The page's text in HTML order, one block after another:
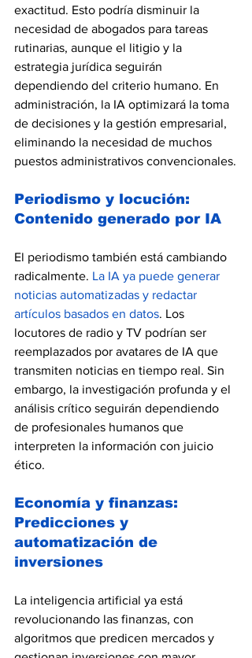
exactitud. Esto podría disminuir la
necesidad de abogados para tareas
rutinarias, aunque el litigio y la
estrategia jurídica seguirán
dependiendo del criterio humano. En
administración, la IA optimizará la toma
de decisiones y la gestión empresarial,
eliminando la necesidad de muchos
puestos administrativos convencionales.
Periodismo y locución:
Contenido generado por IA
El periodismo también está cambiando
radicalmente. La IA ya puede generar
noticias automatizadas y redactar
artículos basados en datos. Los
locutores de radio y TV podrían ser
reemplazados por avatares de IA que
transmiten noticias en tiempo real. Sin
embargo, la investigación profunda y el
análisis crítico seguirán dependiendo
de profesionales humanos que
interpreten la información con juicio
ético.
Economía y finanzas:
Predicciones y
automatización de
inversiones
La inteligencia artificial ya está
revolucionando las finanzas, con
algoritmos que predicen mercados y